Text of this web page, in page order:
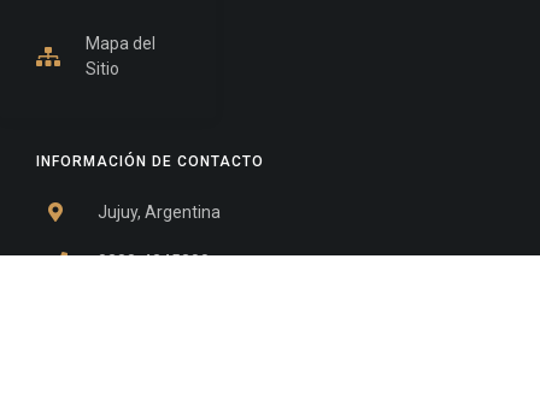
INFORMACIÓN DE CONTACTO
Jujuy, Argentina
0388-4245300
Mapa del
Sitio